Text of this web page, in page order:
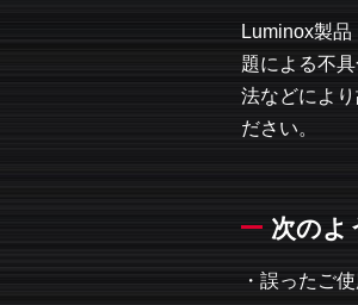
Luminox製
題による不
法などによ
ださい。
次のよ
誤ったご